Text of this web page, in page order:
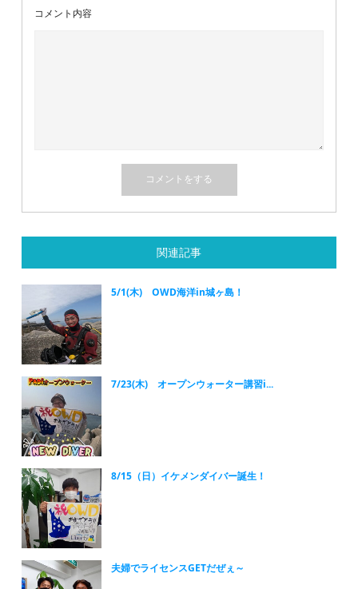
コメント内容
関連記事
5/1(木) OWD海洋in城ヶ島！
7/23(木) オープンウォーター講習i...
8/15（日）イケメンダイバー誕生！
夫婦でライセンスGETだぜぇ～